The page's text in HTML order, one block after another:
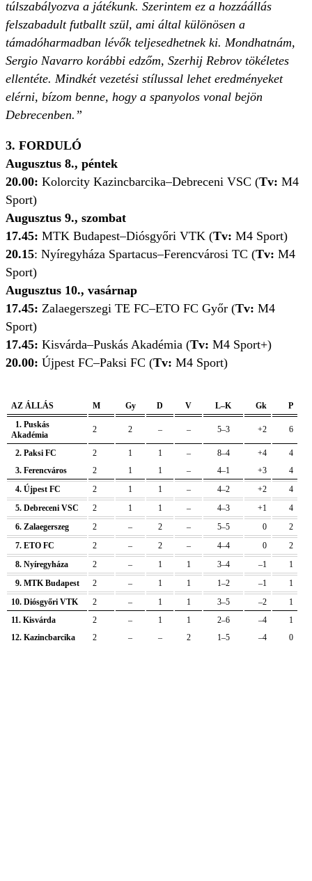
túlszabályozva a játékunk. Szerintem ez a hozzáállás
felszabadult futballt szül, ami által különösen a
támadóharmadban lévők teljesedhetnek ki. Mondhatnám,
Sergio Navarro korábbi edzőm, Szerhij Rebrov tökéletes
ellentéte. Mindkét vezetési stílussal lehet eredményeket
elérni, bízom benne, hogy a spanyolos vonal bejön
Debrecenben.”
3. FORDULÓ
Augusztus 8., péntek
20.00: Kolorcity Kazincbarcika–Debreceni VSC (Tv: M4
Sport)
Augusztus 9., szombat
17.45: MTK Budapest–Diósgyőri VTK (Tv: M4 Sport)
20.15: Nyíregyháza Spartacus–Ferencvárosi TC (Tv: M4
Sport)
Augusztus 10., vasárnap
17.45: Zalaegerszegi TE FC–ETO FC Győr (Tv: M4
Sport)
17.45: Kisvárda–Puskás Akadémia (Tv: M4 Sport+)
20.00: Újpest FC–Paksi FC (Tv: M4 Sport)
AZ ÁLLÁS M Gy D V L–K Gk
P
1. Puskás
Akadémia
2 2 – – 5–3 +2 6
2. Paksi FC 2 1 1 – 8–4 +4
4
3. Ferencváros
2 1 1 – 4–1 +3
4
4. Újpest FC
2 1 1 – 4–2 +2
4
5. Debreceni VSC
2 1 1 – 4–3 +1
4
6. Zalaegerszeg
2 – 2 – 5–5 0
2
7. ETO FC
2 – 2 – 4–4 0
2
8. Nyíregyháza
2 – 1 1 3–4 –1
1
9. MTK Budapest
2 – 1 1 1–2 –1
1
10. Diósgyőri VTK
2 – 1 1 3–5 –2
1
11. Kisvárda
2 – 1 1 2–6 –4
1
12. Kazincbarcika
2 – – 2 1–5 –4 0